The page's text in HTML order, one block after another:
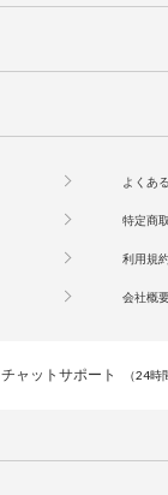
よくあ
特定商
利用規
会社概
チャットサポート （24時